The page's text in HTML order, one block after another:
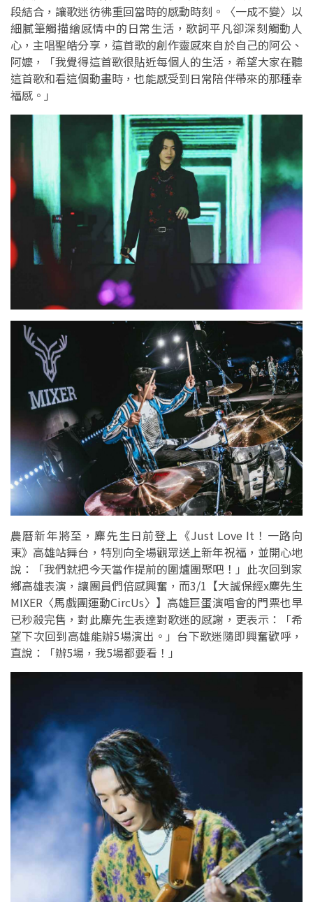
段結合，讓歌迷彷彿重回當時的感動時刻。〈一成不變〉以
細膩筆觸描繪感情中的日常生活，歌詞平凡卻深刻觸動人
心，主唱聖皓分享，這首歌的創作靈感來自於自己的阿公、
阿嬤，「我覺得這首歌很貼近每個人的生活，希望大家在聽
這首歌和看這個動畫時，也能感受到日常陪伴帶來的那種幸
福感。」
農曆新年將至，麋先生日前登上《Just Love It！一路向
東》高雄站舞台，特別向全場觀眾送上新年祝福，並開心地
說：「我們就把今天當作提前的圍爐團聚吧！」此次回到家
鄉高雄表演，讓團員們倍感興奮，而3/1【大誠保經x麋先生
MIXER〈馬戲團運動CircUs〉】高雄巨蛋演唱會的門票也早
已秒殺完售，對此麋先生表達對歌迷的感謝，更表示：「希
望下次回到高雄能辦5場演出。」台下歌迷隨即興奮歡呼，
直說：「辦5場，我5場都要看！」